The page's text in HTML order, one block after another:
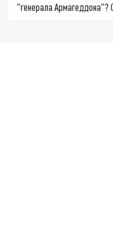
"генерала Армагеддона"?